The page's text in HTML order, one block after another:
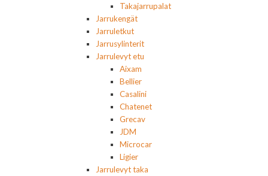
Takajarrupalat
Jarrukengät
Jarruletkut
Jarrusylinterit
Jarrulevyt etu
Aixam
Bellier
Casalini
Chatenet
Grecav
JDM
Microcar
Ligier
Jarrulevyt taka